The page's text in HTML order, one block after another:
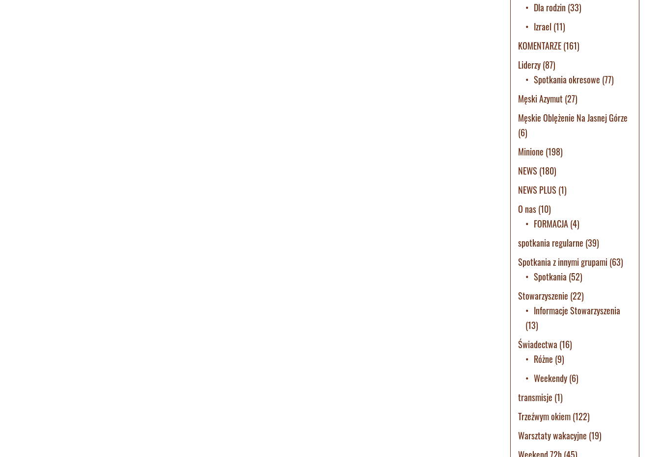
Dla rodzin (33)
Izrael (11)
KOMENTARZE(161)
Liderzy(87)
Spotkania okresowe (77)
Męski Azymut (27)
Męskie Oblężenie Na Jasnej Górze
(6)
Minione (198)
NEWS (180)
NEWS PLUS (1)
O nas(10)
FORMACJA(4)
spotkania regularne (39)
Spotkania z innymi grupami (63)
Spotkania (52)
Stowarzyszenie (22)
Informacje Stowarzyszenia
(13)
Świadectwa (16)
Różne (9)
Weekendy(6)
transmisje (1)
Trzeźwym okiem(122)
Warsztaty wakacyjne (19)
Weekend 72h(45)